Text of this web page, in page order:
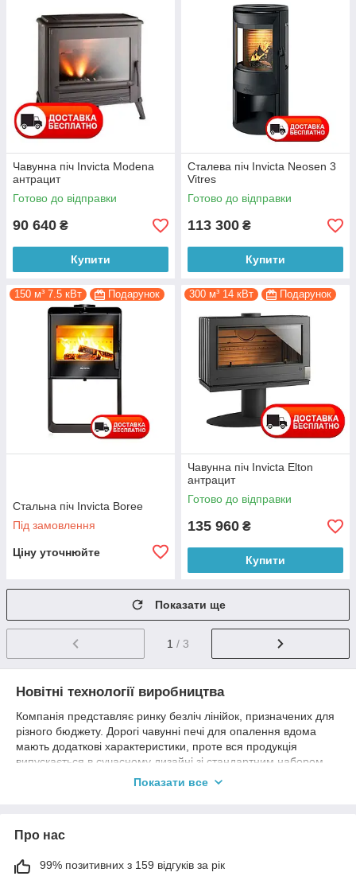
Чавунна піч Invicta Modena
антрацит
Готово до відправки
90 640 ₴
Купити
Сталева піч Invicta Neosen 3
Vitres
Готово до відправки
113 300 ₴
Купити
150 м³ 7.5 кВт Подарунок
Стальна піч Invicta Boree
Під замовлення
Ціну уточнюйте
300 м³ 14 кВт Подарунок
Чавунна піч Invicta Elton
антрацит
Готово до відправки
135 960 ₴
Купити
Показати ще
1 / 3
Новітні технології виробництва
Компанія представляє ринку безліч лінійок, призначених для
різного бюджету. Дорогі чавунні печі для опалення вдома
мають додаткові характеристики, проте вся продукція
випускається в сучасному дизайні зі стандартним набором
характеристик, необхідних для повноцінного опалення
палива. Його можна розпалити за кілька хвилин, що вигідно
виділяє продукцію Інвікта від аналогічних опалювальних
приладів. Подвійна чавунна стінка справляється не тільки з
високою температурою, але й із різкими перепадами,
Показати все
Про нас
99% позитивних з 159 відгуків за рік